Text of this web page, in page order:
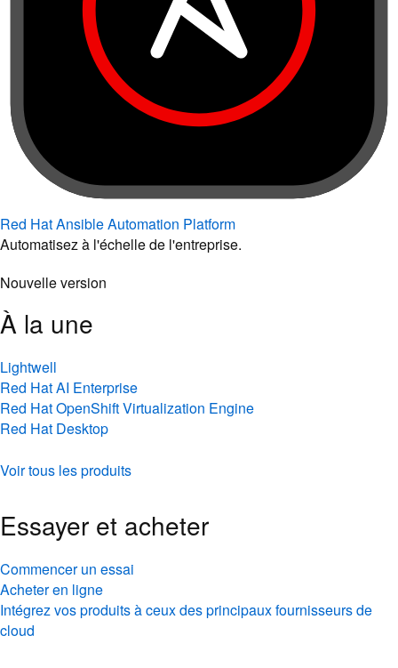
Red Hat Ansible Automation Platform
Automatisez à l'échelle de l'entreprise.
Nouvelle version
À la une
Lightwell
Red Hat AI Enterprise
Red Hat OpenShift Virtualization Engine
Red Hat Desktop
Voir tous les produits
Essayer et acheter
Commencer un essai
Acheter en ligne
Intégrez vos produits à ceux des principaux fournisseurs de
cloud